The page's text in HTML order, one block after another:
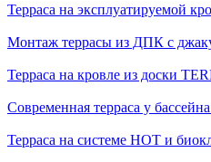
Терраса на эксплуатируемой
Монтаж террасы из ДПК с
Терраса на кровле из доски
Современная терраса у
Терраса на системе НОТ и